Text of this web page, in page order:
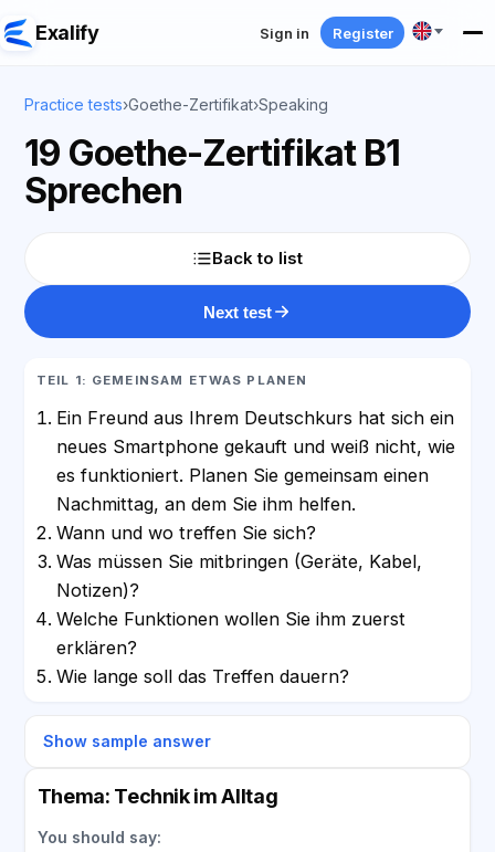
Exalify Sign in Register
Practice tests›Goethe-Zertifikat›Speaking
19 Goethe-Zertifikat B1
Sprechen
Back to list
Next test
TEIL 1: GEMEINSAM ETWAS PLANEN
Ein Freund aus Ihrem Deutschkurs hat sich ein
neues Smartphone gekauft und weiß nicht, wie
es funktioniert. Planen Sie gemeinsam einen
Nachmittag, an dem Sie ihm helfen.
Wann und wo treffen Sie sich?
Was müssen Sie mitbringen (Geräte, Kabel,
Notizen)?
Welche Funktionen wollen Sie ihm zuerst
erklären?
Wie lange soll das Treffen dauern?
Show sample answer
Thema: Technik im Alltag
You should say: